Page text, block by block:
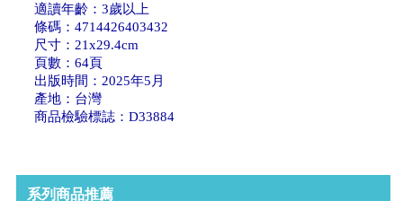
適讀年齡：3歲以上
條碼：4714426403432
尺寸：21x29.4cm
頁數：64頁
出版時間：2025年5月
產地：台灣
商品檢驗標誌：D33884
系列商品推薦